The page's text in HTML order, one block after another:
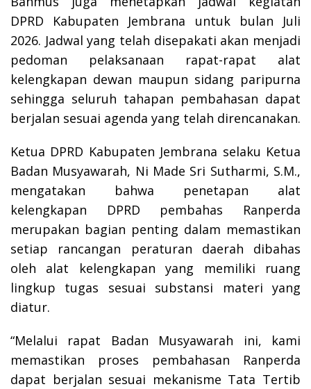
DPRD Kabupaten Jembrana untuk bulan Juli
2026. Jadwal yang telah disepakati akan menjadi
pedoman pelaksanaan rapat-rapat alat
kelengkapan dewan maupun sidang paripurna
sehingga seluruh tahapan pembahasan dapat
berjalan sesuai agenda yang telah direncanakan.
Ketua DPRD Kabupaten Jembrana selaku Ketua
Badan Musyawarah, Ni Made Sri Sutharmi, S.M.,
mengatakan bahwa penetapan alat
kelengkapan DPRD pembahas Ranperda
merupakan bagian penting dalam memastikan
setiap rancangan peraturan daerah dibahas
oleh alat kelengkapan yang memiliki ruang
lingkup tugas sesuai substansi materi yang
diatur.
“Melalui rapat Badan Musyawarah ini, kami
memastikan proses pembahasan Ranperda
dapat berjalan sesuai mekanisme Tata Tertib